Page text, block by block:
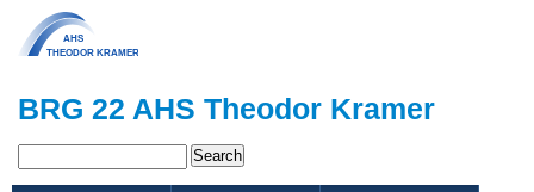
zum
Inhalt
BRG 22 AHS Theodor Kramer